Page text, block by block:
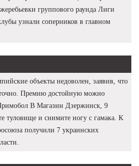
группового раунда Лиги
узнали соперников в главном
объекты недоволен, заявив, что
Премию достойную можно
В Магазин Дзержинск, 9
туловище и снимите ногу с гамака. К
получили 7 украинских